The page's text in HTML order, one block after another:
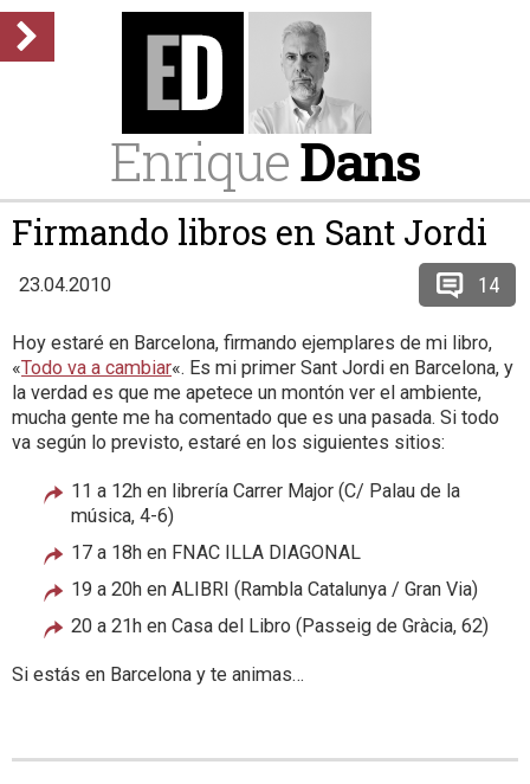
EnriqueDans
Firmando libros en Sant Jordi
23.04.2010 14
Hoy estaré en Barcelona, firmando ejemplares de mi libro,
«Todo va a cambiar«. Es mi primer Sant Jordi en Barcelona, y
la verdad es que me apetece un montón ver el ambiente,
mucha gente me ha comentado que es una pasada. Si todo
va según lo previsto, estaré en los siguientes sitios:
11 a 12h en librería Carrer Major (C/ Palau de la
música, 4-6)
17 a 18h en FNAC ILLA DIAGONAL
19 a 20h en ALIBRI (Rambla Catalunya / Gran Via)
20 a 21h en Casa del Libro (Passeig de Gràcia, 62)
Si estás en Barcelona y te animas…